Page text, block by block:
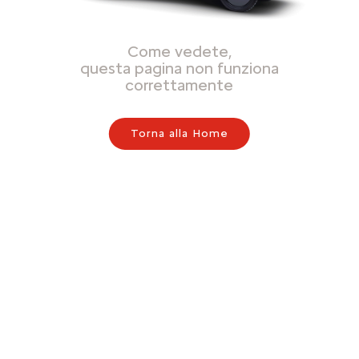
Come vedete,
questa pagina non funziona
correttamente
Torna alla Home